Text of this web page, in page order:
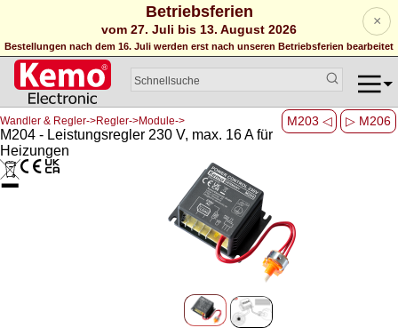
Betriebsferien
vom 27. Juli bis 13. August 2026
Bestellungen nach dem 16. Juli werden erst nach unseren Betriebsferien bearbeitet
×
M203 ◁ ▷ M206
Wandler & Regler->Regler->Module->
M204 - Leistungsregler 230 V, max. 16 A für
Heizungen